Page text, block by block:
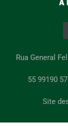
Rua General
55 99190
Site